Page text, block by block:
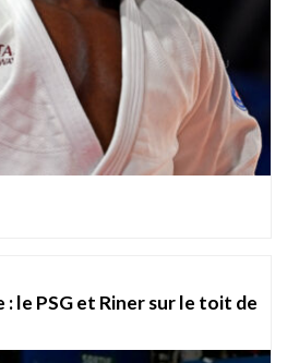
: le PSG et Riner sur le toit de